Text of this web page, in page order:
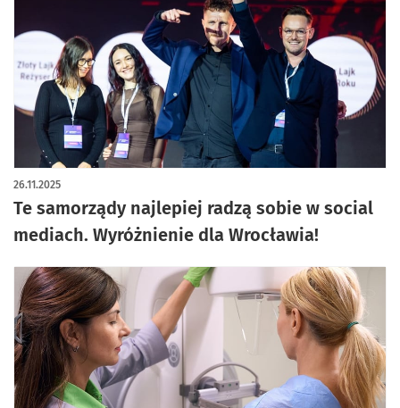
Te samorządy najlepiej radzą sobie w social
mediach. Wyróżnienie dla Wrocławia!
26.11.2025
artykuł z galerią zdjęć